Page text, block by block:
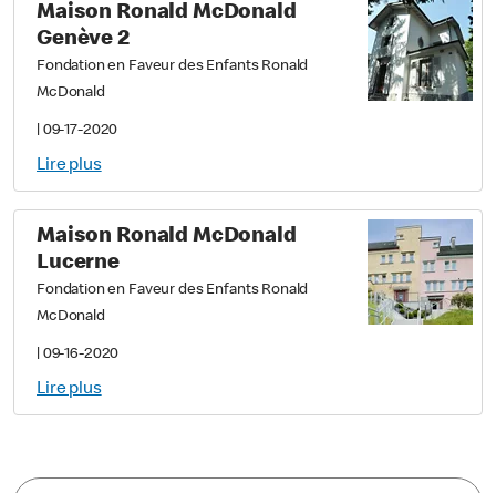
Maison Ronald McDonald
Genève 2
Fondation en Faveur des Enfants Ronald
McDonald
09-17-2020
Lire plus
Maison Ronald McDonald
Lucerne
Fondation en Faveur des Enfants Ronald
McDonald
09-16-2020
Lire plus